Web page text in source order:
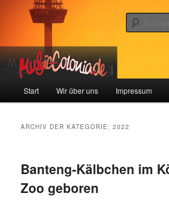
sekundären
wechselnmusic-colonia
Colonia und Musik!
Start Wir über uns Impressum
ARCHIV DER KATEGORIE:2022
Banteng-Kälbchen im
Zoo geboren